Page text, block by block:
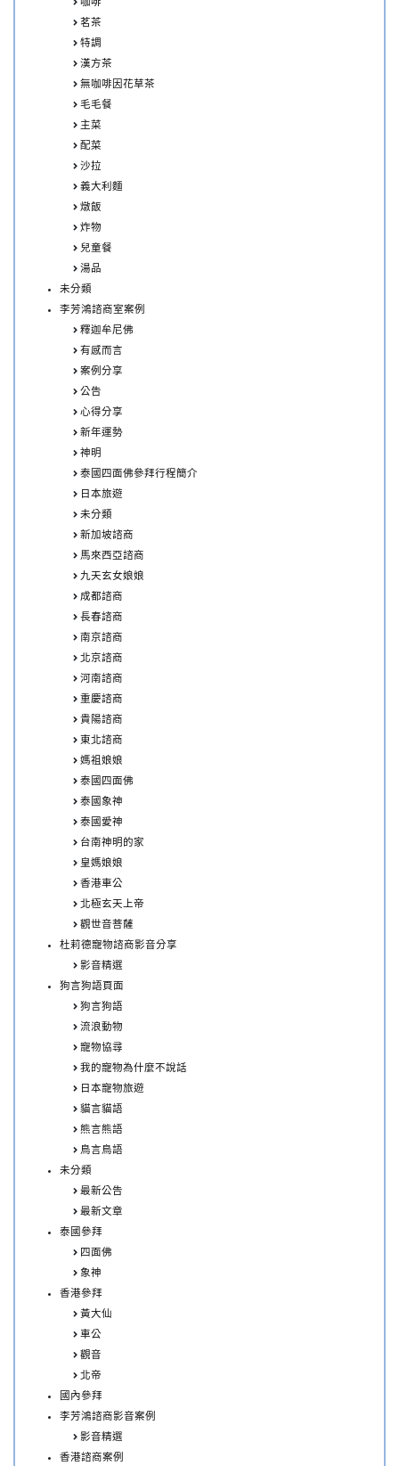
茗茶
特調
漢方茶
無咖啡因花草茶
毛毛餐
主菜
配菜
沙拉
義大利麵
燉飯
炸物
兒童餐
湯品
未分類
李芳鴻諮商室案例
釋迦牟尼佛
有感而言
案例分享
公告
心得分享
新年運勢
神明
泰國四面佛參拜行程簡介
日本旅遊
未分類
新加坡諮商
馬來西亞諮商
九天玄女娘娘
成都諮商
長春諮商
南京諮商
北京諮商
河南諮商
重慶諮商
貴陽諮商
東北諮商
媽祖娘娘
泰國四面佛
泰國象神
泰國愛神
台南神明的家
皇媽娘娘
香港車公
北極玄天上帝
觀世音菩薩
杜莉德寵物諮商影音分享
影音精選
狗言狗語頁面
狗言狗語
流浪動物
寵物協尋
我的寵物為什麼不說話
日本寵物旅遊
貓言貓語
熊言熊語
鳥言鳥語
未分類
最新公告
最新文章
泰國參拜
四面佛
象神
香港參拜
黃大仙
車公
觀音
北帝
國內參拜
李芳鴻諮商影音案例
影音精選
香港諮商案例